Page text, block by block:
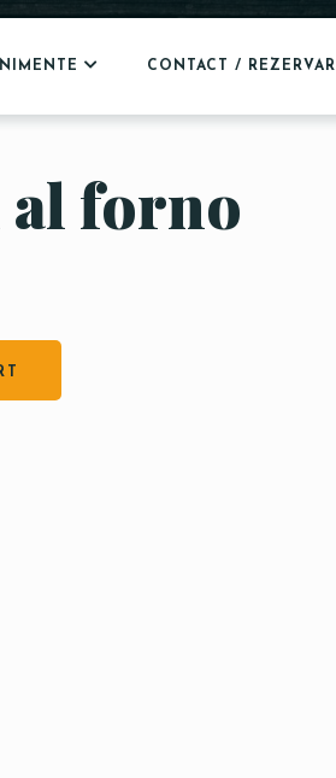
CONTACT / REZERVARI
forno